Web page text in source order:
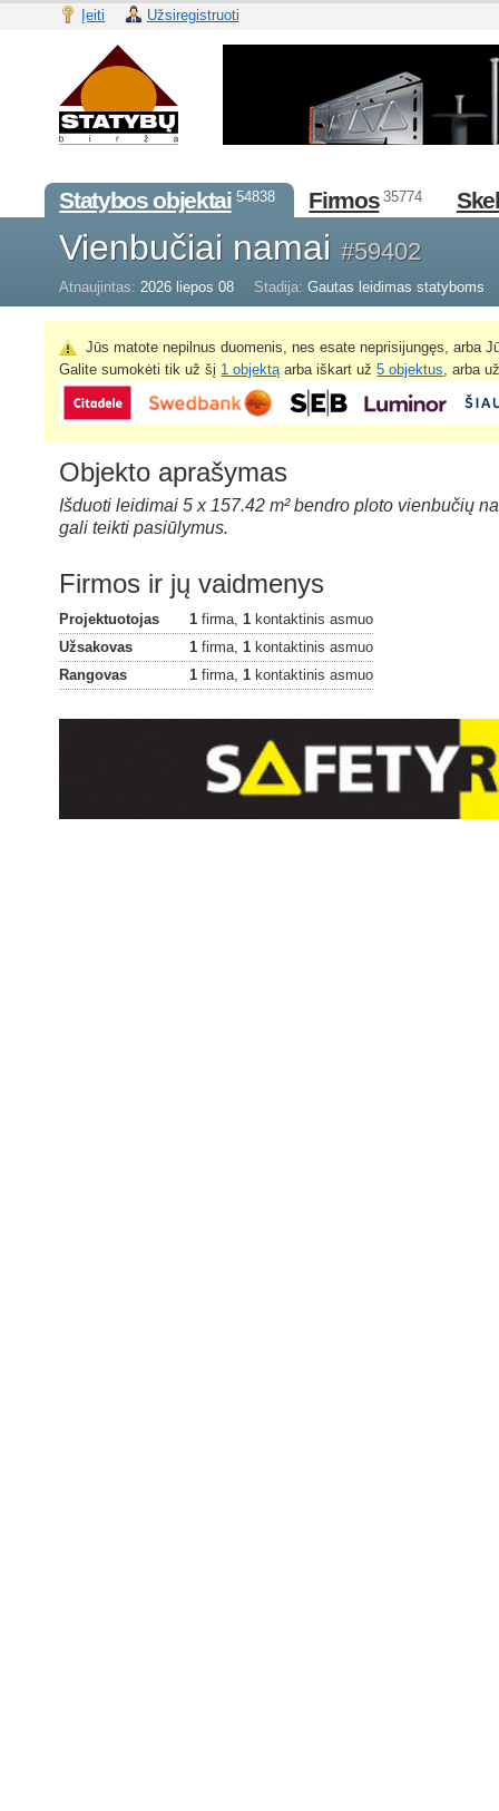
Įeiti Užsiregistruoti
Statybos objektai 54838 Firmos 35774
Vienbučiai namai#59402
Atnaujintas: 2026 liepos 08 Stadija: Gautas leidimas statyboms
Jūs matote nepilnus duomenis, nes esate neprisijungęs, arba
Galite sumokėti tik už šį 1 objektą arba iškart už5 objektus , arba
Objekto aprašymas
Išduoti leidimai 5 x 157.42 m² bendro ploto vienbučių
gali teikti pasiūlymus.
Firmos ir jų vaidmenys
Projektuotojas 1 firma, 1 kontaktinis asmuo
Užsakovas
1 firma, 1 kontaktinis asmuo
Rangovas
1 firma, 1 kontaktinis asmuo